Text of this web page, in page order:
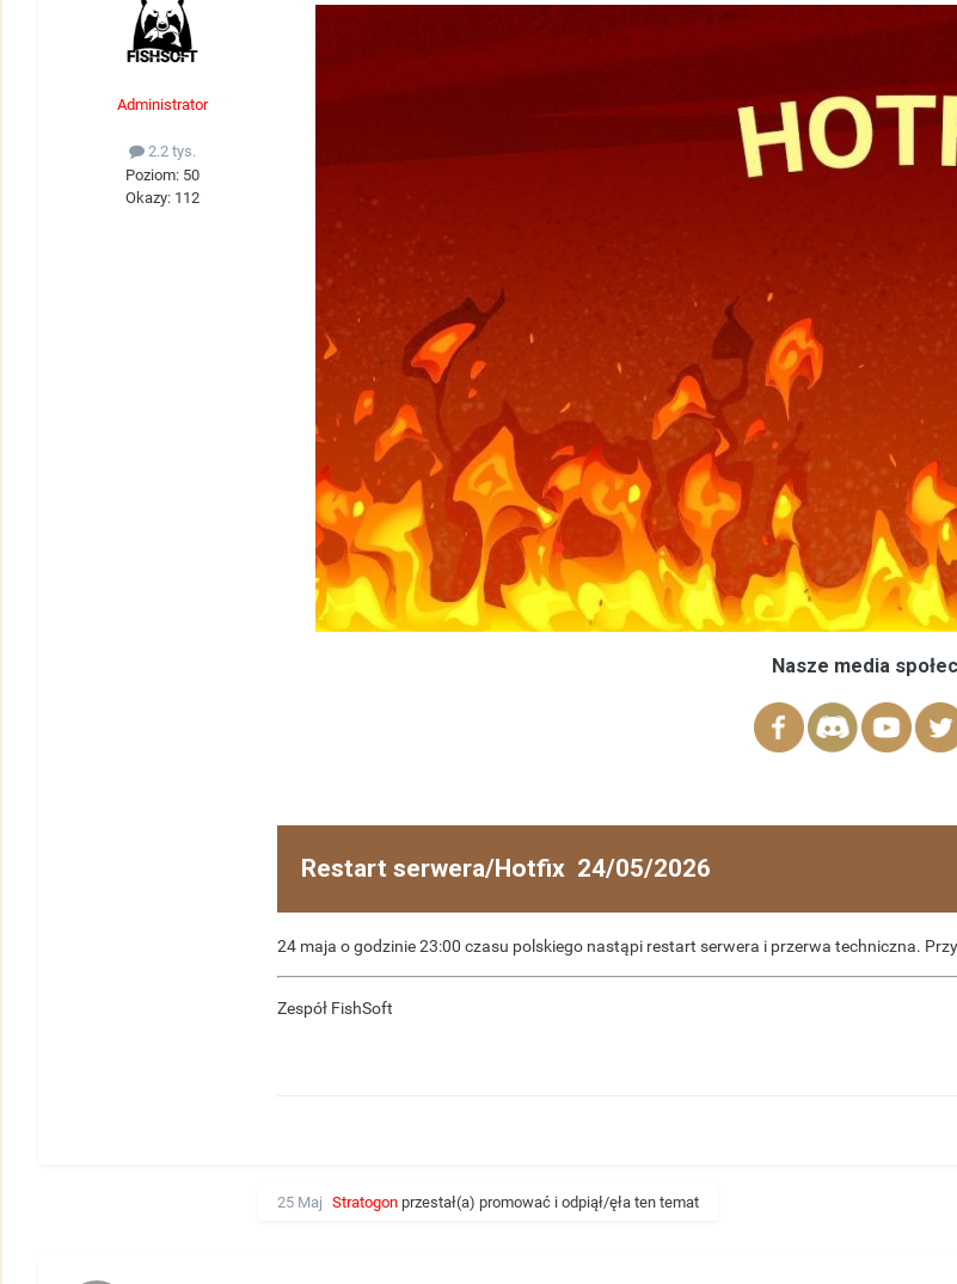
Administrator
2.2 tys.
Poziom: 50
Okazy: 112
Nasze media
Restart serwera/Hotfix 24/05/2026
24 maja o godzinie 23:00 czasu polskiego nastąpi restart serwera i przerwa techniczna.
Zespół FishSoft
25 Maj Stratogon przestał(a) promować i odpiął/ęła ten temat